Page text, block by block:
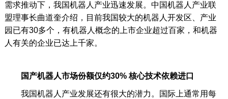
需求推动下，我国机器人产业迅速发展。中国机器人产业联
盟理事长曲道奎介绍，目前我国较大的机器人开发区、产业
园已有30多个，有机器人概念的上市企业超过百家，和机器
人有关的企业已达上千家。
国产机器人市场份额仅约30% 核心技术依赖进口
我国机器人产业发展还有很大的潜力。国际上通常用每